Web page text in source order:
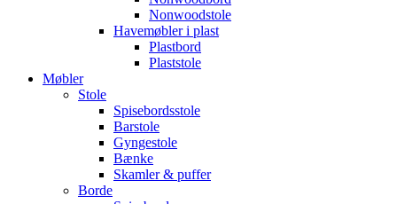
Nonwoodstole
Havemøbler i plast
Plastbord
Plaststole
Møbler
Stole
Spisebordsstole
Barstole
Gyngestole
Bænke
Skamler & puffer
Borde